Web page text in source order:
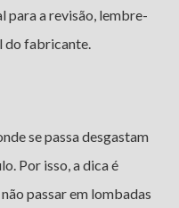
para a revisão, lembre-
do fabricante.
se passa desgastam
Por isso, a dica é
passar em lombadas